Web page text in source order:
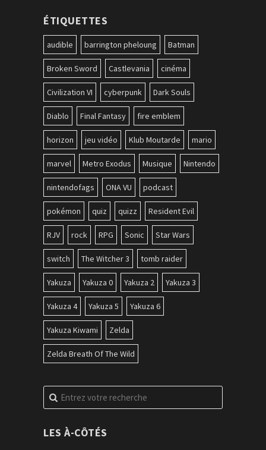
ÉTIQUETTES
audible barrington pheloung Batman
Broken Sword Castlevania cinéma
Civilization VI cyberpunk Dark Souls
Diablo Final Fantasy fire emblem
horizon jeu vidéo Klub Moutarde mario
marvel Metro Exodus Musique Nintendo
nintendofags ONA VU podcast
pokémon quiz quizz Resident Evil
RJV rock RPG Sonic Star Wars
switch The Witcher 3 tomb raider
Yakuza Yakuza 0 Yakuza 2 Yakuza 3
Yakuza 4 Yakuza 5 Yakuza 6
Yakuza Kiwami Zelda
Zelda Breath Of The Wild
Recherche
pour
LES À-CÔTÉS